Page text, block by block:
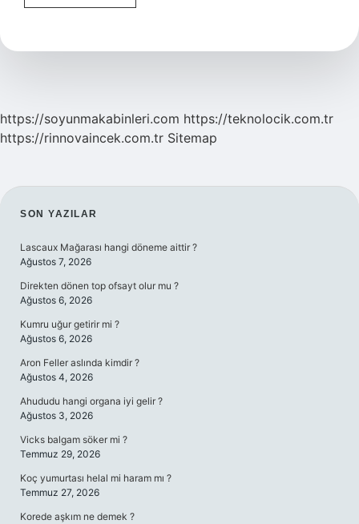
Nazik
https://soyunmakabinleri.com https://teknolocik.com.tr
https://rinnovaincek.com.tr Sitemap
SIDEBAR
SON YAZILAR
Lascaux Mağarası hangi döneme aittir ?
Ağustos 7, 2026
Direkten dönen top ofsayt olur mu ?
Ağustos 6, 2026
Kumru uğur getirir mi ?
Ağustos 6, 2026
Aron Feller aslında kimdir ?
Ağustos 4, 2026
Ahududu hangi organa iyi gelir ?
Ağustos 3, 2026
Vicks balgam söker mi ?
Temmuz 29, 2026
Koç yumurtası helal mi haram mı ?
Temmuz 27, 2026
Korede aşkım ne demek ?